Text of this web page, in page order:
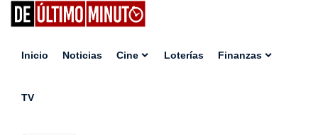
Inicio Noticias Cine Loterías Finanzas
TV